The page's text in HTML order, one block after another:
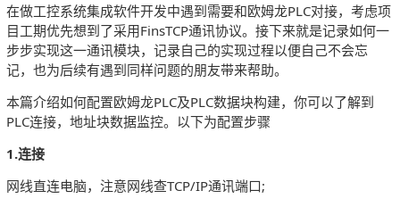
在做工控系统集成软件开发中遇到需要和欧姆龙PLC对接，考虑项
目工期优先想到了采用FinsTCP通讯协议。接下来就是记录如何一
步步实现这一通讯模块，记录自己的实现过程以便自己不会忘
记，也为后续有遇到同样问题的朋友带来帮助。
本篇介绍如何配置欧姆龙PLC及PLC数据块构建，你可以了解到
PLC连接，地址块数据监控。以下为配置步骤
1.连接
网线直连电脑，注意网线查TCP/IP通讯端口;